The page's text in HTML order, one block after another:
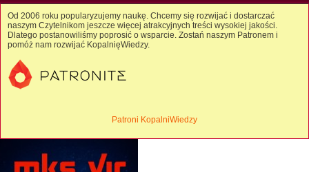
Od 2006 roku popularyzujemy naukę. Chcemy się rozwijać i dostarczać
naszym Czytelnikom jeszcze więcej atrakcyjnych treści wysokiej jakości.
Dlatego postanowiliśmy poprosić o wsparcie. Zostań naszym Patronem i
pomóż nam rozwijać KopalnięWiedzy.
Patroni KopalniWiedzy